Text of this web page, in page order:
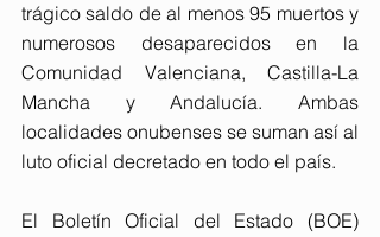
trágico saldo de al menos 95 muertos y
numerosos desaparecidos en la
Comunidad Valenciana, Castilla-La
Mancha y Andalucía. Ambas
localidades onubenses se suman así al
luto oficial decretado en todo el país.
El Boletín Oficial del Estado (BOE)